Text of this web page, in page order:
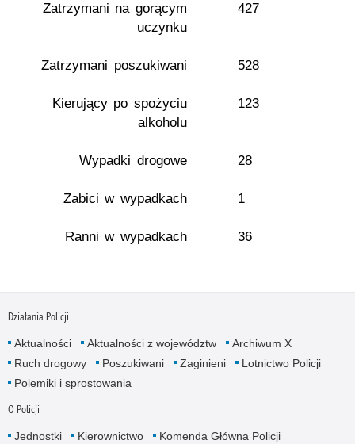
Zatrzymani na gorącym
uczynku
427
Zatrzymani poszukiwani 528
Kierujący po spożyciu
alkoholu
123
Wypadki drogowe 28
Zabici w wypadkach 1
Ranni w wypadkach 36
Działania Policji
Aktualności Aktualności z województw
Archiwum X
Ruch drogowy
Poszukiwani Zaginieni
Lotnictwo Policji
Polemiki i sprostowania
O Policji
Jednostki Kierownictwo
Komenda Główna Policji